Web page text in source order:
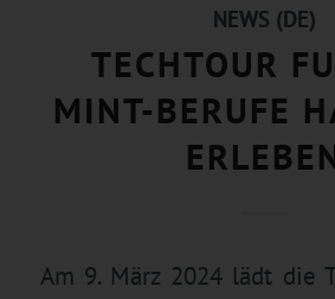
NEWS (DE)
TECHTOUR
MINT-BERUFE
Am 9. März 2024 lädt die